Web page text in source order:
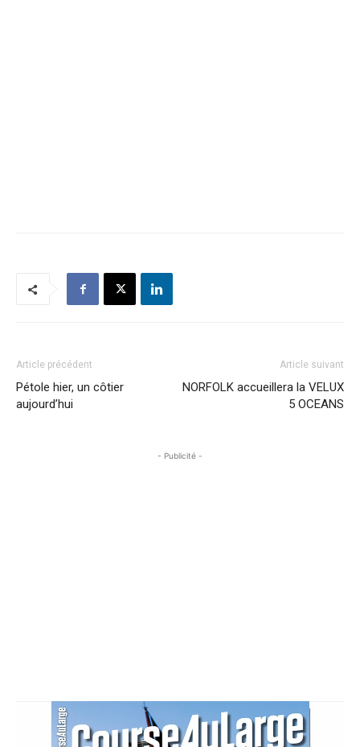
Article précédent
Pétole hier, un côtier
aujourd’hui
Article suivant
NORFOLK accueillera la VELUX
5 OCEANS
- Publicité -